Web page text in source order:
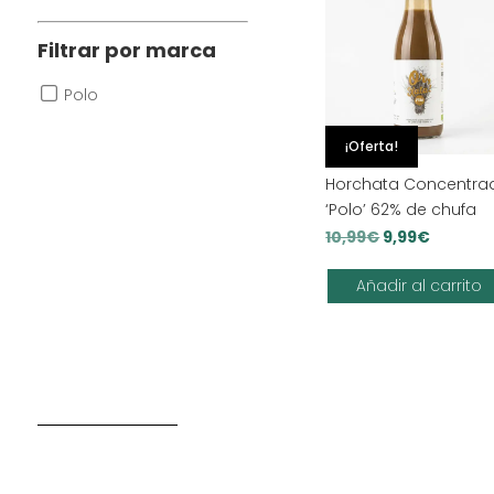
Filtrar por marca
Polo
¡Oferta!
Horchata
‘Polo’ 62% de chufa
10,99€El
precio
original
9,99€El
precio
actual
Añadir al carrito